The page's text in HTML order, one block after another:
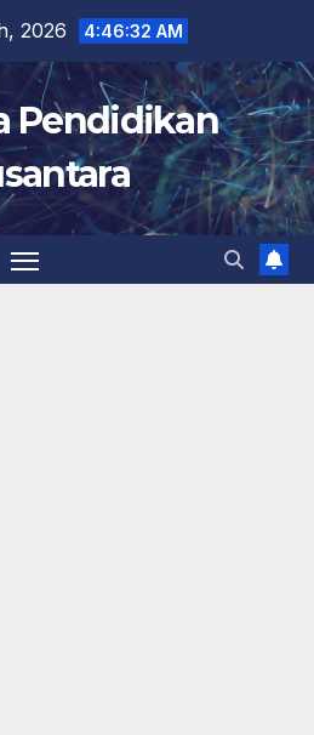
2026 4:46:33 AM
Pendidikan